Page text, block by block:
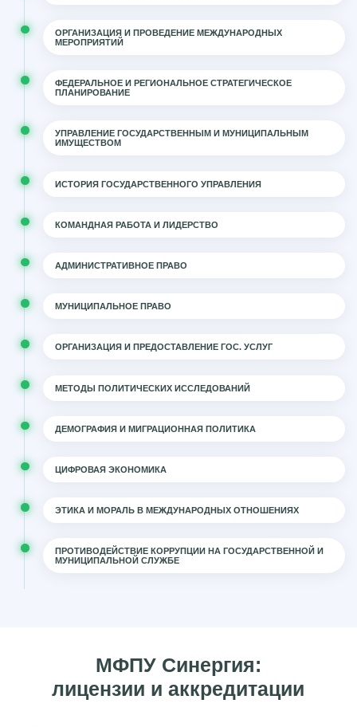
ОРГАНИЗАЦИЯ И ПРОВЕДЕНИЕ МЕЖДУНАРОДНЫХ
МЕРОПРИЯТИЙ
ФЕДЕРАЛЬНОЕ И РЕГИОНАЛЬНОЕ СТРАТЕГИЧЕСКОЕ
ПЛАНИРОВАНИЕ
УПРАВЛЕНИЕ ГОСУДАРСТВЕННЫМ И МУНИЦИПАЛЬНЫМ
ИМУЩЕСТВОМ
ИСТОРИЯ ГОСУДАРСТВЕННОГО УПРАВЛЕНИЯ
КОМАНДНАЯ РАБОТА И ЛИДЕРСТВО
АДМИНИСТРАТИВНОЕ ПРАВО
МУНИЦИПАЛЬНОЕ ПРАВО
ОРГАНИЗАЦИЯ И ПРЕДОСТАВЛЕНИЕ ГОС. УСЛУГ
МЕТОДЫ ПОЛИТИЧЕСКИХ ИССЛЕДОВАНИЙ
ДЕМОГРАФИЯ И МИГРАЦИОННАЯ ПОЛИТИКА
ЦИФРОВАЯ ЭКОНОМИКА
ЭТИКА И МОРАЛЬ В МЕЖДУНАРОДНЫХ ОТНОШЕНИЯХ
ПРОТИВОДЕЙСТВИЕ КОРРУПЦИИ НА ГОСУДАРСТВЕННОЙ И
МУНИЦИПАЛЬНОЙ СЛУЖБЕ
МФПУ Синергия:
лицензии и аккредитации